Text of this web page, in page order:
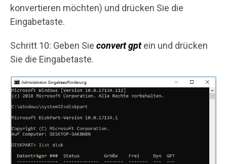
konvertieren möchten) und drücken Sie die
Eingabetaste.
Schritt 10: Geben Sie convert gptein und drücken
Sie die Eingabetaste.